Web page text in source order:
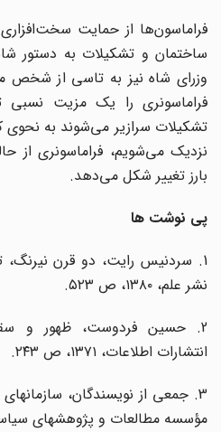
فراماسون‌ها از حمایت سخت‌افزاری
ساختمان و تشکیلات به دستور شاه
وزرای شاه نیز به تاسی از شخص
فراماسونری را یک مزیت نسبی
تشکیلات سرازیر می‌شوند به نحوی
نزدیک می‌شویم، فراماسونری از
بارز تغییر شکل می‌دهد.
پی نوشت ها
1. سردنیس رایت، دو قرن نیرنگ،
نشر علم، ۱۳۸۰، ص ۵۲۳.
2. حسین فردوست، ظهور و
انتشارات اطلاعات، ۱۳۷۱، ص ۲۴۳.
3. جمعی از نویسندگان، سازمانهای
مؤسسه مطالعات و پژوهشهای سیاسی، ۱۳۸۳، ص